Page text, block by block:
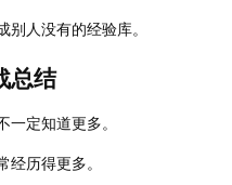
别人没有的经验库。
总结
一定知道更多。
经历得更多。